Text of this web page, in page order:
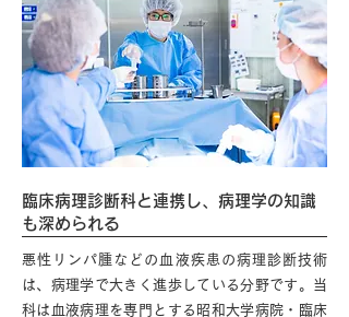
臨床病理診断科と連携し、病理学の知識
も深められる
悪性リンパ腫などの血液疾患の病理診断技術
は、病理学で大きく進歩している分野です。当
科は血液病理を専門とする昭和大学病院・臨床